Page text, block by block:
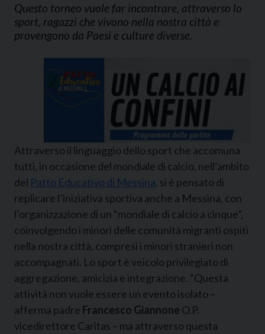
Questo torneo vuole far incontrare, attraverso lo
sport, ragazzi che vivono nella nostra città e
provengono da Paesi e culture diverse.
Attraverso il linguaggio dello sport che accomuna
tutti, in occasione del mondiale di calcio, nell’ambito
del Patto Educativo di Messina, si è pensato di
replicare l’iniziativa sportiva anche a Messina, con
l’organizzazione di un “mondiale di calcio a cinque”,
coinvolgendo i minori delle comunità migranti ospiti
nella nostra città, compresi i minori stranieri non
accompagnati. Lo sport è veicolo privilegiato di
aggregazione, amicizia e integrazione. “Questa
attività non vuole essere un evento isolato –
afferma padre Francesco Giannone O.P.
vicedirettore Caritas – ma attraverso questa